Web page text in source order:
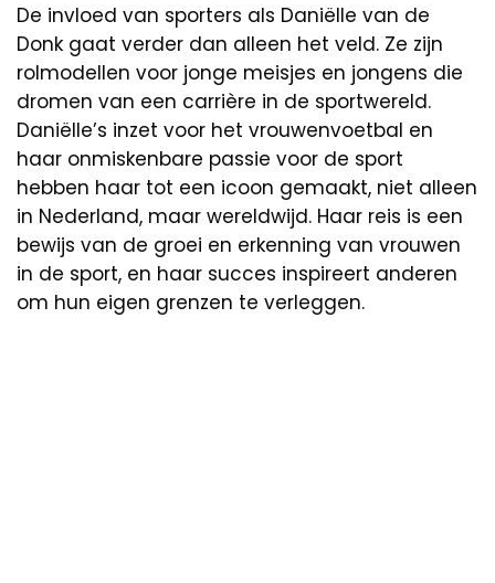
De invloed van sporters als Daniëlle van de
Donk gaat verder dan alleen het veld. Ze zijn
rolmodellen voor jonge meisjes en jongens die
dromen van een carrière in de sportwereld.
Daniëlle’s inzet voor het vrouwenvoetbal en
haar onmiskenbare passie voor de sport
hebben haar tot een icoon gemaakt, niet alleen
in Nederland, maar wereldwijd. Haar reis is een
bewijs van de groei en erkenning van vrouwen
in de sport, en haar succes inspireert anderen
om hun eigen grenzen te verleggen.